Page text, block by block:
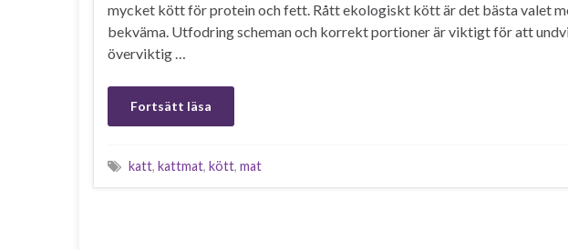
mycket kött för protein och fett. Rått ekologiskt kött är det bästa valet
bekväma. Utfodring scheman och korrekt portioner är viktigt för att
överviktig …
Fortsätt läsa
katt, kattmat, kött, mat